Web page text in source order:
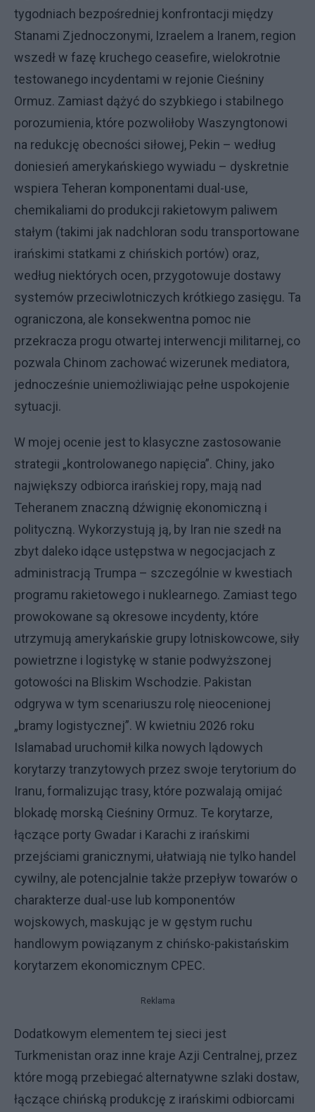
tygodniach bezpośredniej konfrontacji między
Stanami Zjednoczonymi, Izraelem a Iranem, region
wszedł w fazę kruchego ceasefire, wielokrotnie
testowanego incydentami w rejonie Cieśniny
Ormuz. Zamiast dążyć do szybkiego i stabilnego
porozumienia, które pozwoliłoby Waszyngtonowi
na redukcję obecności siłowej, Pekin – według
doniesień amerykańskiego wywiadu – dyskretnie
wspiera Teheran komponentami dual-use,
chemikaliami do produkcji rakietowym paliwem
stałym (takimi jak nadchloran sodu transportowane
irańskimi statkami z chińskich portów) oraz,
według niektórych ocen, przygotowuje dostawy
systemów przeciwlotniczych krótkiego zasięgu. Ta
ograniczona, ale konsekwentna pomoc nie
przekracza progu otwartej interwencji militarnej, co
pozwala Chinom zachować wizerunek mediatora,
jednocześnie uniemożliwiając pełne uspokojenie
sytuacji.
W mojej ocenie jest to klasyczne zastosowanie
strategii „kontrolowanego napięcia”. Chiny, jako
największy odbiorca irańskiej ropy, mają nad
Teheranem znaczną dźwignię ekonomiczną i
polityczną. Wykorzystują ją, by Iran nie szedł na
zbyt daleko idące ustępstwa w negocjacjach z
administracją Trumpa – szczególnie w kwestiach
programu rakietowego i nuklearnego. Zamiast tego
prowokowane są okresowe incydenty, które
utrzymują amerykańskie grupy lotniskowcowe, siły
powietrzne i logistykę w stanie podwyższonej
gotowości na Bliskim Wschodzie. Pakistan
odgrywa w tym scenariuszu rolę nieocenionej
„bramy logistycznej”. W kwietniu 2026 roku
Islamabad uruchomił kilka nowych lądowych
korytarzy tranzytowych przez swoje terytorium do
Iranu, formalizując trasy, które pozwalają omijać
blokadę morską Cieśniny Ormuz. Te korytarze,
łączące porty Gwadar i Karachi z irańskimi
przejściami granicznymi, ułatwiają nie tylko handel
cywilny, ale potencjalnie także przepływ towarów o
charakterze dual-use lub komponentów
wojskowych, maskując je w gęstym ruchu
handlowym powiązanym z chińsko-pakistańskim
korytarzem ekonomicznym CPEC.
Reklama
Dodatkowym elementem tej sieci jest
Turkmenistan oraz inne kraje Azji Centralnej, przez
które mogą przebiegać alternatywne szlaki dostaw,
łączące chińską produkcję z irańskimi odbiorcami